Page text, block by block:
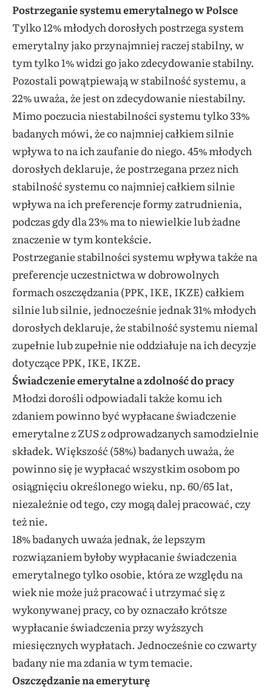
Postrzeganie systemu emerytalnego w Polsce
Tylko 12% młodych dorosłych postrzega system
emerytalny jako przynajmniej raczej stabilny, w
tym tylko 1% widzi go jako zdecydowanie stabilny.
Pozostali powątpiewają w stabilność systemu, a
22% uważa, że jest on zdecydowanie niestabilny.
Mimo poczucia niestabilności systemu tylko 33%
badanych mówi, że co najmniej całkiem silnie
wpływa to na ich zaufanie do niego. 45% młodych
dorosłych deklaruje, że postrzegana przez nich
stabilność systemu co najmniej całkiem silnie
wpływa na ich preferencje formy zatrudnienia,
podczas gdy dla 23% ma to niewielkie lub żadne
znaczenie w tym kontekście.
Postrzeganie stabilności systemu wpływa także na
preferencje uczestnictwa w dobrowolnych
formach oszczędzania (PPK, IKE, IKZE) całkiem
silnie lub silnie, jednocześnie jednak 31% młodych
dorosłych deklaruje, że stabilność systemu niemal
zupełnie lub zupełnie nie oddziałuje na ich decyzje
dotyczące PPK, IKE, IKZE.
Świadczenie emerytalne a zdolność do pracy
Młodzi dorośli odpowiadali także komu ich
zdaniem powinno być wypłacane świadczenie
emerytalne z ZUS z odprowadzanych samodzielnie
składek. Większość (58%) badanych uważa, że
powinno się je wypłacać wszystkim osobom po
osiągnięciu określonego wieku, np. 60/65 lat,
niezależnie od tego, czy mogą dalej pracować, czy
też nie.
18% badanych uważa jednak, że lepszym
rozwiązaniem byłoby wypłacanie świadczenia
emerytalnego tylko osobie, która ze względu na
wiek nie może już pracować i utrzymać się z
wykonywanej pracy, co by oznaczało krótsze
wypłacanie świadczenia przy wyższych
miesięcznych wypłatach. Jednocześnie co czwarty
badany nie ma zdania w tym temacie.
Oszczędzanie na emeryturę